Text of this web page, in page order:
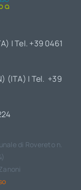
| Tel. +39 0461
(ITA) | Tel. +39
di Rovereto n.